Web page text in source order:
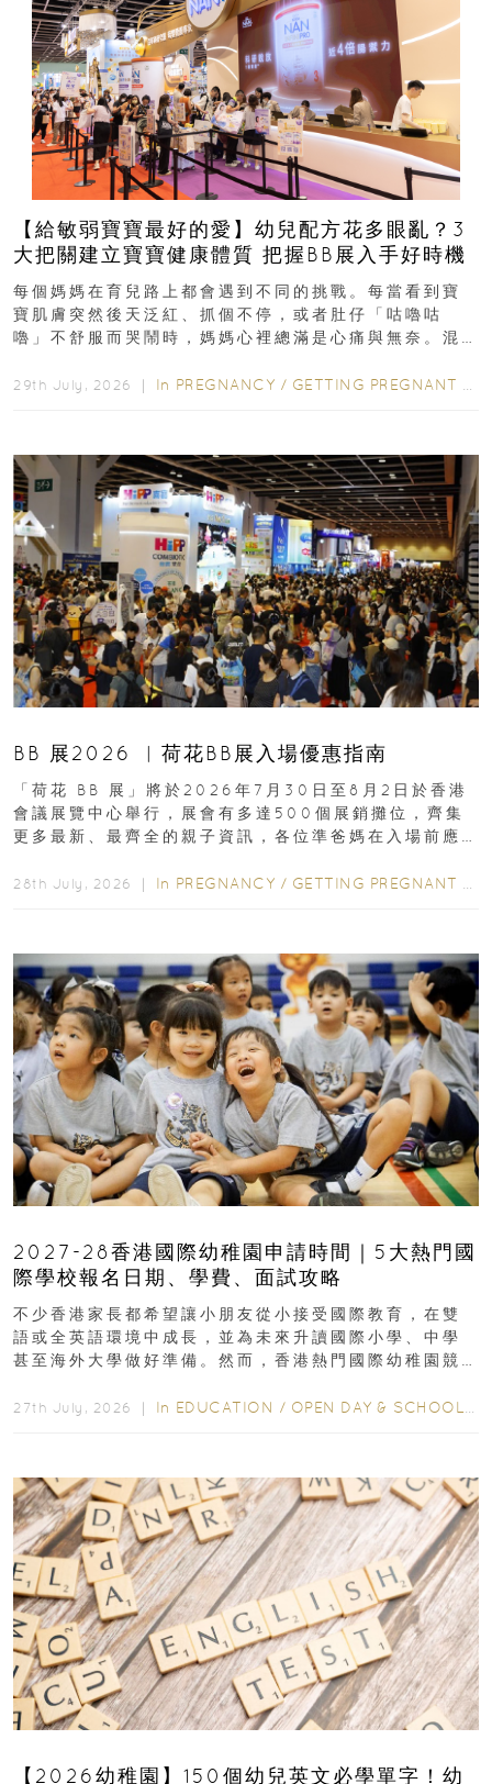
【給敏弱寶寶最好的愛】幼兒配方花多眼亂？3
大把關建立寶寶健康體質 把握BB展入手好時機
每個媽媽在育兒路上都會遇到不同的挑戰。每當看到寶
寶肌膚突然後天泛紅、抓個不停，或者肚仔「咕嚕咕
嚕」不舒服而哭鬧時，媽媽心裡總滿是心痛與無奈。混
29th July, 2026 ｜ In PREGNANCY / GETTING PREGNANT
BB 展2026 ︳荷花BB展入場優惠指南
「荷花 BB 展」將於2026年7月30日至8月2日於香港
會議展覽中心舉行，展會有多達500個展銷攤位，齊集
更多最新、最齊全的親子資訊，各位準爸媽在入場前應
28th July, 2026 ｜ In PREGNANCY / GETTING PREGNANT
2027-28香港國際幼稚園申請時間｜5大熱門國
際學校報名日期、學費、面試攻略
不少香港家長都希望讓小朋友從小接受國際教育，在雙
語或全英語環境中成長，並為未來升讀國際小學、中學
甚至海外大學做好準備。然而，香港熱門國際幼稚園競
27th July, 2026 ｜ In EDUCATION / OPEN DAY & SCHOOL EVENTS
【2026幼稚園】150個幼兒英文必學單字！幼